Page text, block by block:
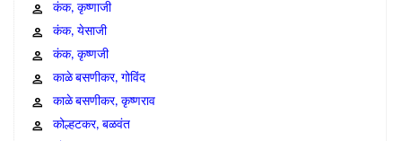
कंक, कृष्णाजी
कंक, येसाजी
कंक, कृष्णजी
काळे बसणीकर, गोविंद
काळे बसणीकर, कृष्णराव
कोल्हटकर, बळवंत